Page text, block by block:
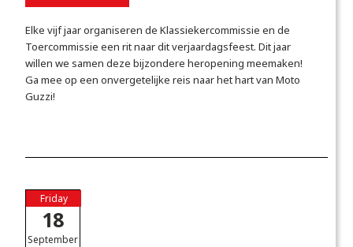
Elke vijf jaar organiseren de Klassiekercommissie en de
Toercommissie een rit naar dit verjaardagsfeest. Dit jaar
willen we samen deze bijzondere heropening meemaken!
Ga mee op een onvergetelijke reis naar het hart van Moto
Guzzi!
Friday
18
September